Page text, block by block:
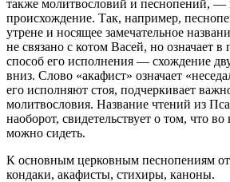
также молитвословий и песнопений, —
происхождение. Так, например,
утрене и носящее замечательное
не связано с котом Васей, но означает в
способ его исполнения — схождение
вниз. Слово «акафист» означает
его исполняют стоя, подчеркивает
молитвословия. Название чтений из
наоборот, свидетельствует о том, что
можно сидеть.
К основным церковным песнопениям
кондаки, акафисты, стихиры, каноны.